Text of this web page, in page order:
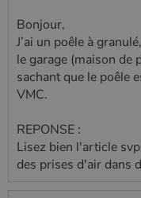
Bonjour,
J’ai un poêle à
le garage (maison de
sachant que le poêle
VMC.
REPONSE :
Lisez bien l'article
des prises d'air dans